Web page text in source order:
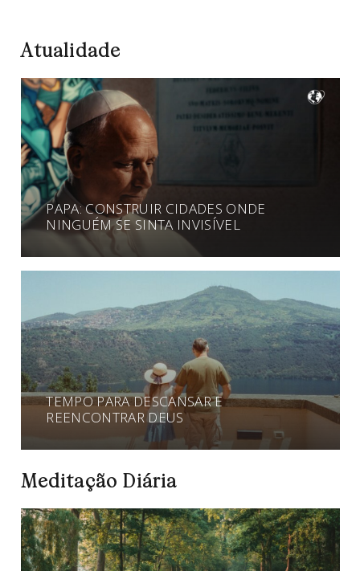
Atualidade
PAPA: CONSTRUIR CIDADES ONDE
NINGUÉM SE SINTA INVISÍVEL
TEMPO PARA DESCANSAR E
REENCONTRAR DEUS
Meditação Diária